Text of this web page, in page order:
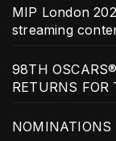
MIP London
streaming
98TH
RETURNS FOR
NOMINATIONS